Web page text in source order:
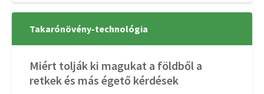
Takarónövény-technológia
Miért tolják ki magukat a földből a
retkek és más égető kérdések